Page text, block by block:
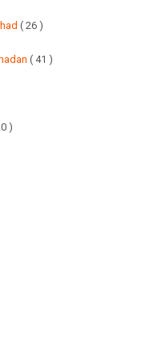
( 26 )
( 41 )
)